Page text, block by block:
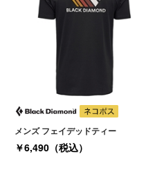
メンズ フェイデッドティー
￥6,490（税込）